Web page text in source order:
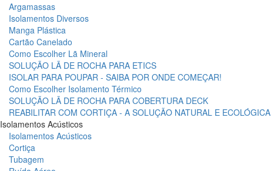
Argamassas
Isolamentos Diversos
Manga Plástica
Cartão Canelado
Como Escolher Lã Mineral
SOLUÇÃO LÃ DE ROCHA PARA ETICS
ISOLAR PARA POUPAR - SAIBA POR ONDE COMEÇAR!
Como Escolher Isolamento Térmico
SOLUÇÃO LÃ DE ROCHA PARA COBERTURA DECK
REABILITAR COM CORTIÇA - A SOLUÇÃO NATURAL E ECOLÓGICA
Isolamentos Acústicos
Isolamentos Acústicos
Cortiça
Tubagem